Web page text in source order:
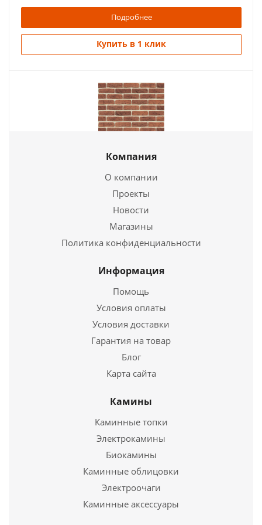
Подробнее
Купить в 1 клик
Плита ФАСПАН Красный (Терракот) №1002
Вертикаль 8мм, (1200х800)
3 040руб.
Подробнее
Купить в 1 клик
АНТИФЛЕЙМ" 9мм 1200х800мм
2 530руб.
Компания
О компании
Проекты
Новости
Магазины
Политика конфиденциальности
Информация
Помощь
Условия оплаты
Условия доставки
Гарантия на товар
Блог
Карта сайта
Камины
Каминные топки
Электрокамины
Биокамины
Каминные облицовки
Электроочаги
Каминные аксессуары